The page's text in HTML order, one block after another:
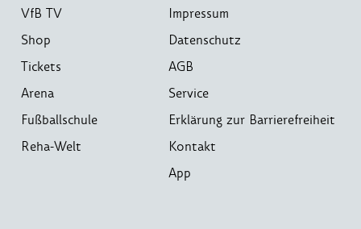
VfB TV
Shop
Tickets
Arena
Fußballschule
Reha-Welt
Impressum
Datenschutz
AGB
Service
Erklärung zur Barrierefreiheit
Kontakt
App